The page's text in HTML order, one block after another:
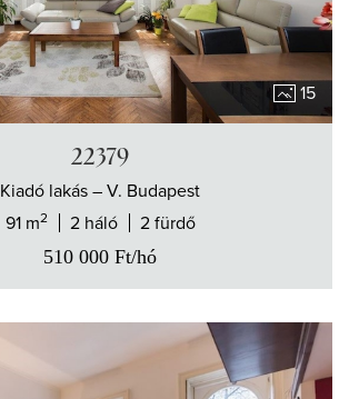
15
22379
Kiadó lakás– V. Budapest
91 m2 2 háló 2 fürdő
510 000 Ft/hó